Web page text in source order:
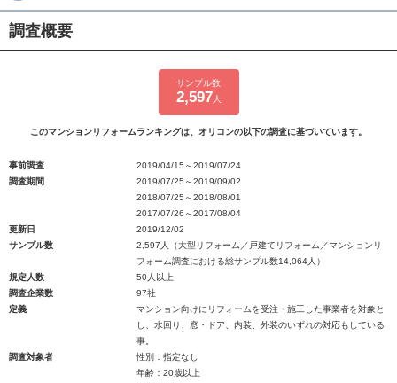
調査概要
サンプル数
2,597 人
このマンションリフォームランキングは、オリコンの以下の調査に基づいています。
事前調査
2019/04/15～2019/07/24
調査期間
2019/07/25～2019/09/02
2018/07/25～2018/08/01
2017/07/26～2017/08/04
更新日
2019/12/02
サンプル数
2,597人（大型リフォーム／戸建てリフォーム／マンションリ
フォーム調査における総サンプル数14,064人）
規定人数
50人以上
調査企業数
97社
定義
マンション向けにリフォームを受注・施工した事業者を対象と
し、水回り、窓・ドア、内装、外装のいずれの対応もしている
事。
調査対象者
性別：指定なし
年齢：20歳以上